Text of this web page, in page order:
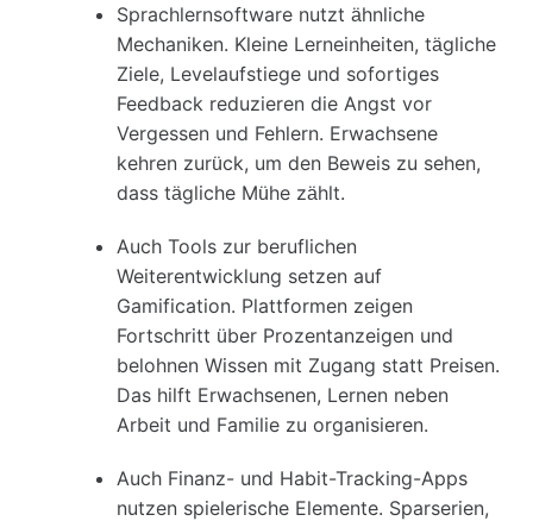
Sprachlernsoftware nutzt ähnliche
Mechaniken. Kleine Lerneinheiten, tägliche
Ziele, Levelaufstiege und sofortiges
Feedback reduzieren die Angst vor
Vergessen und Fehlern. Erwachsene
kehren zurück, um den Beweis zu sehen,
dass tägliche Mühe zählt.
Auch Tools zur beruflichen
Weiterentwicklung setzen auf
Gamification. Plattformen zeigen
Fortschritt über Prozentanzeigen und
belohnen Wissen mit Zugang statt Preisen.
Das hilft Erwachsenen, Lernen neben
Arbeit und Familie zu organisieren.
Auch Finanz- und Habit-Tracking-Apps
nutzen spielerische Elemente. Sparserien,